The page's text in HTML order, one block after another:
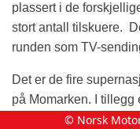
plassert i de
stort antall tilskuere.
runden som TV-
Det er de fire
på Momarken. I tillegg
norgescupen for
© Norsk